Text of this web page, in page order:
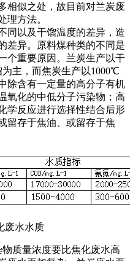
相似之处，故目前对兰炭废
理方法。
同以及干馏温度的差异，造
差异。原料煤种类的不同是
个重要原因。兰炭生产以干
主，而焦炭生产以1000℃
除含有一定量的高分子有机
氧化的中低分子污染物；高
学反应进行选择性结合后形
留存于焦油、或留存于焦
废水水质
质量浓度要比焦化废水高